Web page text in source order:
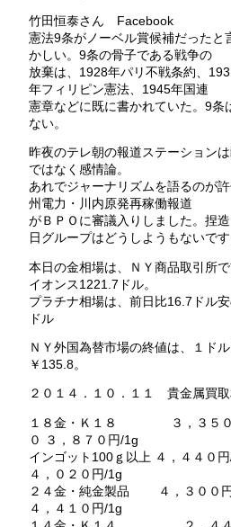
竹田恒泰さん Facebook
憲法9条がノーベル賞候補だったと
かしい。9条の骨子である戦争の
放棄は、1928年パリ不戦条約、
年フィリピン憲法、1945年国連
憲章などに既に書かれていた。9条
ない。
昨夜のテレ朝の報道ステーション
ではなく感情論。
あれでジャーナリズムを語るのが
州電力・川内原発再稼働報道
がＢＰＯに審議入りしました。捏
日グループはどうしようもないです
本日の金相場は、ＮＹ商品取引所
イオンス1221.7ドル。
プラチナ相場は、前日比16.7ドル
ドル
ＮＹ外国為替市場の終値は、１ド
￥135.8。
２０１４．１０．１１ 貴金属買
１８金・Ｋ１８ ３，３５
０ ３，８７０円/1g
インゴット100ｇ以上 ４，４４
４，０２０円/1g
２４金・純金製品 ４，３０
４，４１０円/1g